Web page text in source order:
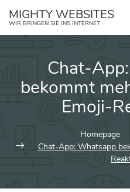
InhaltMIGHTY WEBSITES
WIR BRINGEN SIE INS INTERNET
Chat-
bekommt
Emoji-
Homepage
Chat-App: Whatsapp